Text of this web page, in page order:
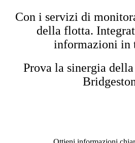
Con i servizi di
della flotta.
informazioni in
Prova la sinergia